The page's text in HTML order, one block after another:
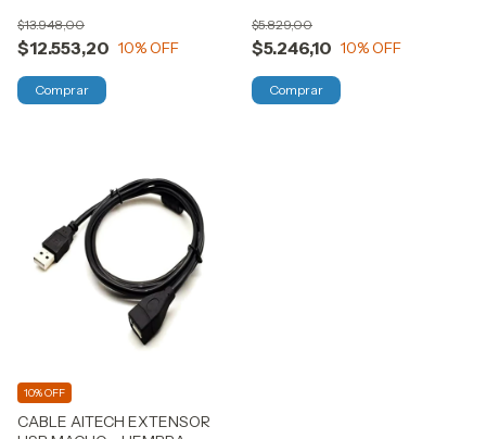
$12.553,20
$13.948,00
10% OFF $5.246,10
$5.829,00
10% OFF
CABLE AITECH EXTENSOR
10% OFF